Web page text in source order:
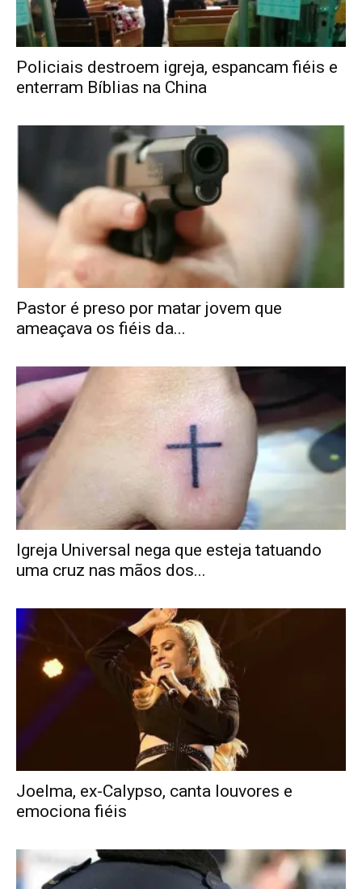
Policiais destroem igreja, espancam fiéis e
enterram Bíblias na China
Pastor é preso por matar jovem que
ameaçava os fiéis da...
Igreja Universal nega que esteja tatuando
uma cruz nas mãos dos...
Joelma, ex-Calypso, canta louvores e
emociona fiéis